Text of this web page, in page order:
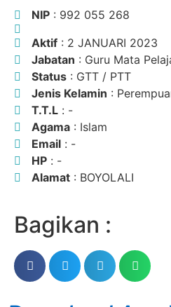
NIP : 992 055 268
Aktif : 2 JANUARI 2023
Jabatan : Guru Mata
Status : GTT / PTT
Jenis Kelamin :
T.T.L : -
Agama : Islam
Email : -
HP : -
Alamat : BOYOLALI
Bagikan :